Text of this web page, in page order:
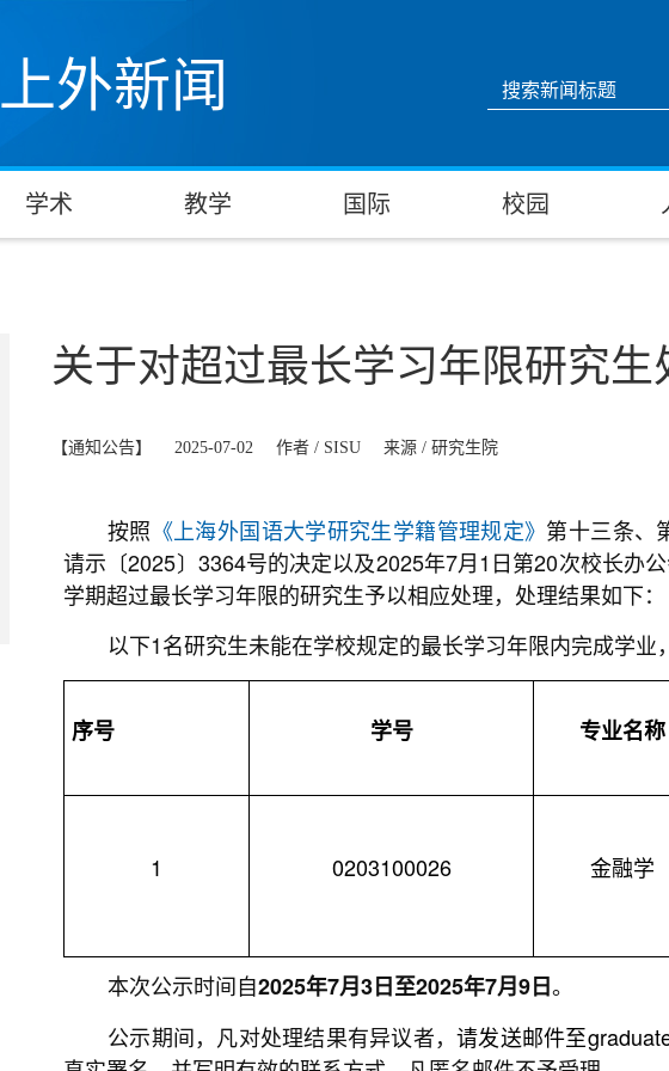
上外新闻
学术 教学 国际 校园
关于对超过最长学习年限研究生
【通知公告】 2025-07-02 作者 / SISU 来源 / 研究生院
按照 《上海外国语大学研究生学籍管理规定》 第十三条、
请示〔2025〕3364号的决定以及2025年7月1日第20次校长办
学期超过最长学习年限的研究生予以相应处理，处理结果如下：
以下1名研究生未能在学校规定的最长学习年限内完成学业
序号 学号 专业名称
1 0203100026 金融学
本次公示时间自2025年7月3日至2025年7月9日。
公示期间，凡对处理结果有异议者，请发送邮件至